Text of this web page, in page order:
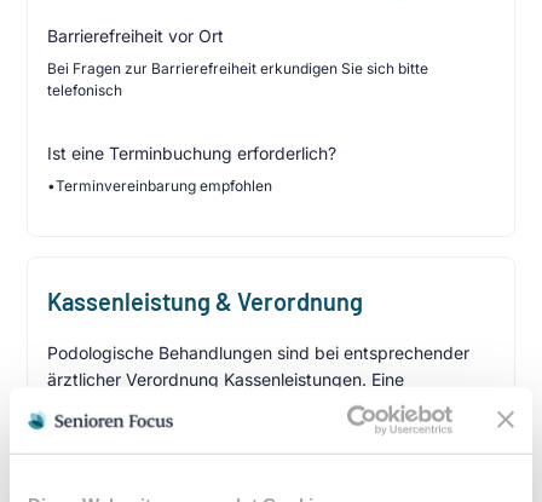
Barrierefreiheit vor Ort
Bei Fragen zur Barrierefreiheit erkundigen Sie sich bitte
telefonisch
Ist eine Terminbuchung erforderlich?
•Terminvereinbarung empfohlen
Kassenleistung & Verordnung
Podologische Behandlungen sind bei entsprechender
ärztlicher Verordnung Kassenleistungen. Eine
Heilmittelverordnung erhalten Sie von Ihrem Hausarzt
oder Facharzt bei folgenden Indikationen: